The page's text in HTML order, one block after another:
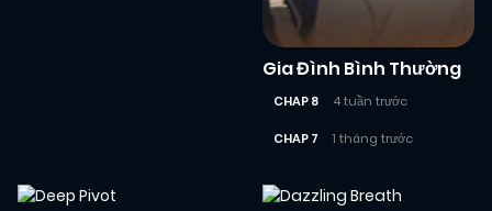
Gia Đình Bình Thường
CHAP 8 4 tuần trước
CHAP 7 1 tháng trước